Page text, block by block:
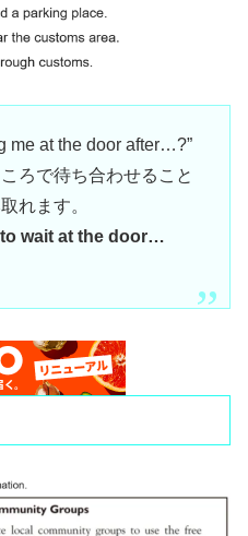
me at the door after…?”
ろで待ち合わせること
れます。
to wait at the door…